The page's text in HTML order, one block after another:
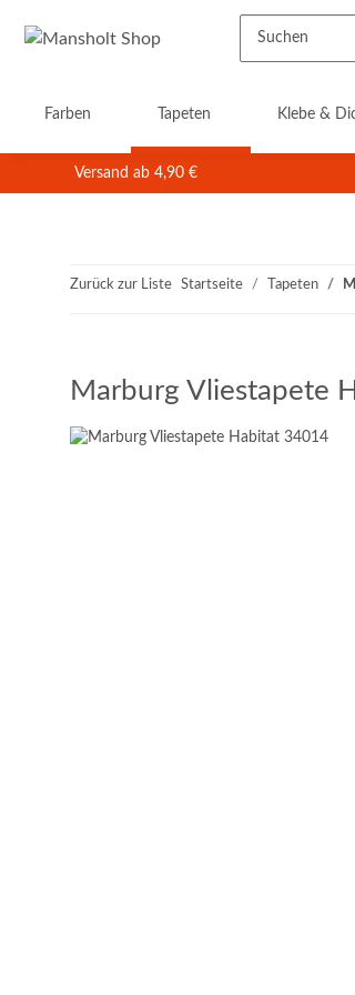
Farben Tapeten Klebe &
Versand ab 4,90 €
Zurück zur Liste Startseite Tapeten
Marburg Vliestapete